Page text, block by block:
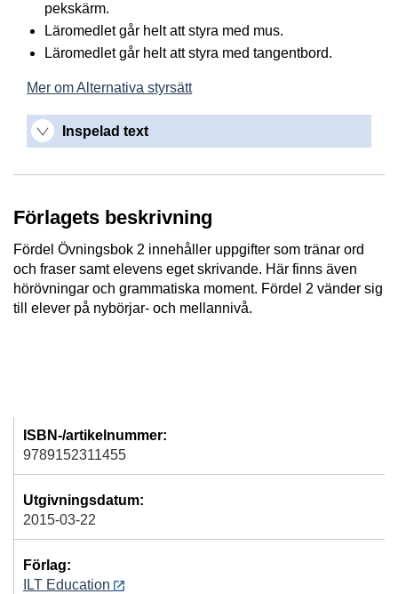
pekskärm.
Läromedlet går helt att styra med mus.
Läromedlet går helt att styra med tangentbord.
Mer om Alternativa styrsätt
Inspelad text
Förlagets beskrivning
Fördel Övningsbok 2 innehåller uppgifter som tränar ord
och fraser samt elevens eget skrivande. Här finns även
hörövningar och grammatiska moment. Fördel 2 vänder sig
till elever på nybörjar- och mellannivå.
ISBN-/artikelnummer:
9789152311455
Utgivningsdatum:
2015-03-22
Förlag:
ILT Education